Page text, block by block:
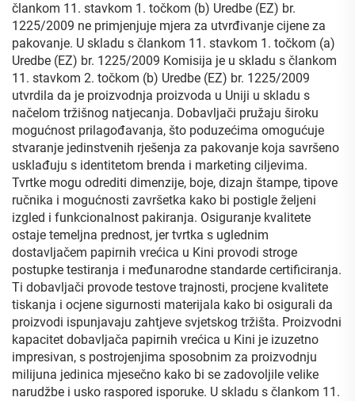
člankom 11. stavkom 1. točkom (b) Uredbe (EZ) br.
1225/2009 ne primjenjuje mjera za utvrđivanje cijene za
pakovanje. U skladu s člankom 11. stavkom 1. točkom (a)
Uredbe (EZ) br. 1225/2009 Komisija je u skladu s člankom
11. stavkom 2. točkom (b) Uredbe (EZ) br. 1225/2009
utvrdila da je proizvodnja proizvoda u Uniji u skladu s
načelom tržišnog natjecanja. Dobavljači pružaju široku
mogućnost prilagođavanja, što poduzećima omogućuje
stvaranje jedinstvenih rješenja za pakovanje koja savršeno
usklađuju s identitetom brenda i marketing ciljevima.
Tvrtke mogu odrediti dimenzije, boje, dizajn štampe, tipove
ručnika i mogućnosti završetka kako bi postigle željeni
izgled i funkcionalnost pakiranja. Osiguranje kvalitete
ostaje temeljna prednost, jer tvrtka s uglednim
dostavljačem papirnih vrećica u Kini provodi stroge
postupke testiranja i međunarodne standarde certificiranja.
Ti dobavljači provode testove trajnosti, procjene kvalitete
tiskanja i ocjene sigurnosti materijala kako bi osigurali da
proizvodi ispunjavaju zahtjeve svjetskog tržišta. Proizvodni
kapacitet dobavljača papirnih vrećica u Kini je izuzetno
impresivan, s postrojenjima sposobnim za proizvodnju
milijuna jedinica mjesečno kako bi se zadovoljile velike
narudžbe i usko raspored isporuke. U skladu s člankom 11.